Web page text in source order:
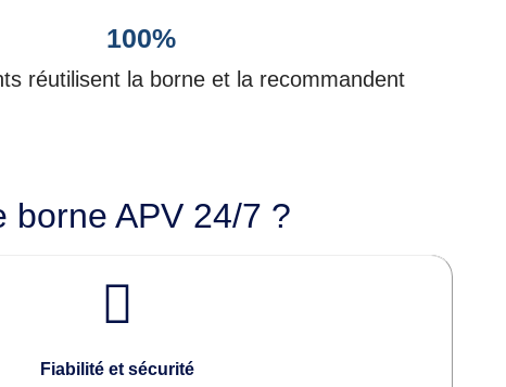
100%
réutilisent la borne et la recommandent
borne APV 24/7 ?
Fiabilité et sécurité